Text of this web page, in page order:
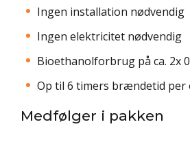
Ingen installation nødvendig
Ingen elektricitet nødvendig
Bioethanolforbrug på ca. 2x
Op til 6 timers brændetid per
Medfølger i pakken